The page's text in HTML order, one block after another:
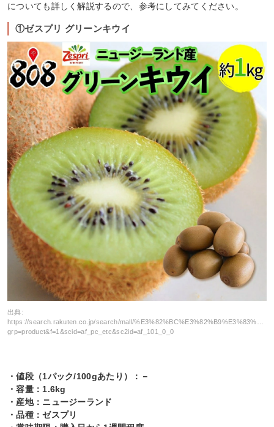
についても詳しく解説するので、参考にしてみてください。
①ゼスプリ グリーンキウイ
出典:
https://search.rakuten.co.jp/search/mall/
grp=product&f=1&scid=af_pc_etc&sc2id=af_101_0_0
・値段（1パック/100gあたり）：－
・容量：1.6kg
・産地：ニュージーランド
・品種：ゼスプリ